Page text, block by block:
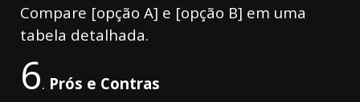
Compare [opção A] e [opção B] em uma
tabela detalhada.
6. Prós e Contras